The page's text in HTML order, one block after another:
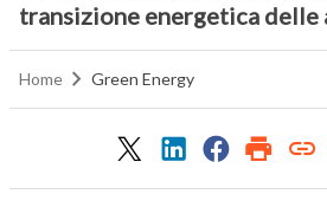
transizione energetica delle
Home Green Energy